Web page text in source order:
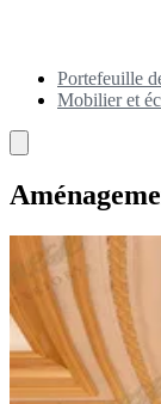
Portefeuille
Mobilier et